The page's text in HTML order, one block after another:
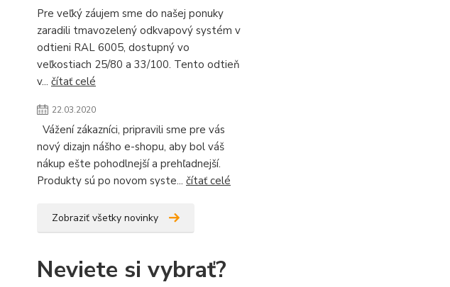
Pre veľký záujem sme do našej ponuky
zaradili tmavozelený odkvapový systém v
odtieni RAL 6005, dostupný vo
veľkostiach 25/80 a 33/100. Tento odtieň
v... čítať celé
22.03.2020
Vážení zákazníci, pripravili sme pre vás
nový dizajn nášho e-shopu, aby bol váš
nákup ešte pohodlnejší a prehľadnejší.
Produkty sú po novom syste... čítať celé
Zobraziť všetky novinky
Neviete si vybrať?